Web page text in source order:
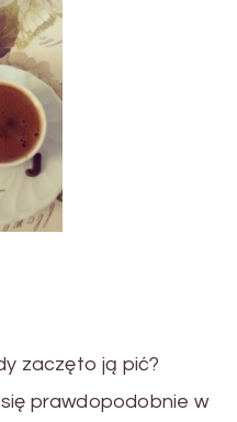
zaczęto ją pić?
prawdopodobnie w